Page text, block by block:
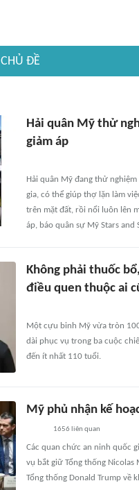
CHỦ ĐỀ
Hải quân Mỹ thử
giảm áp
Hải quân Mỹ đang thử
gia, có thể giúp thợ lặn làm
trên mặt đất, rồi nổi luôn lên
áp, báo quân sự Mỹ Stars
Không phải thuốc
điều quen thuộc ai
Một cựu binh Mỹ vừa tròn
dài phục vụ trong ba cuộc
đến ít nhất 110 tuổi.
Mỹ phủ nhận kế
1656 liên quan
Các quan chức an ninh quốc
vụ bắt giữ Tổng thống
Tổng thống Donald Trump về